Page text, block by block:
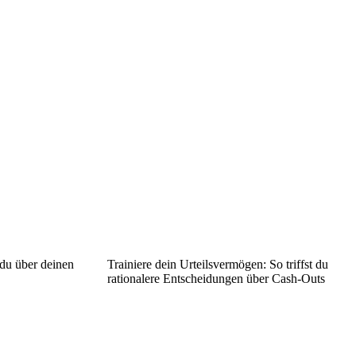
über deinen
Trainiere dein Urteilsvermögen: So triffst du
rationalere Entscheidungen über Cash-Outs